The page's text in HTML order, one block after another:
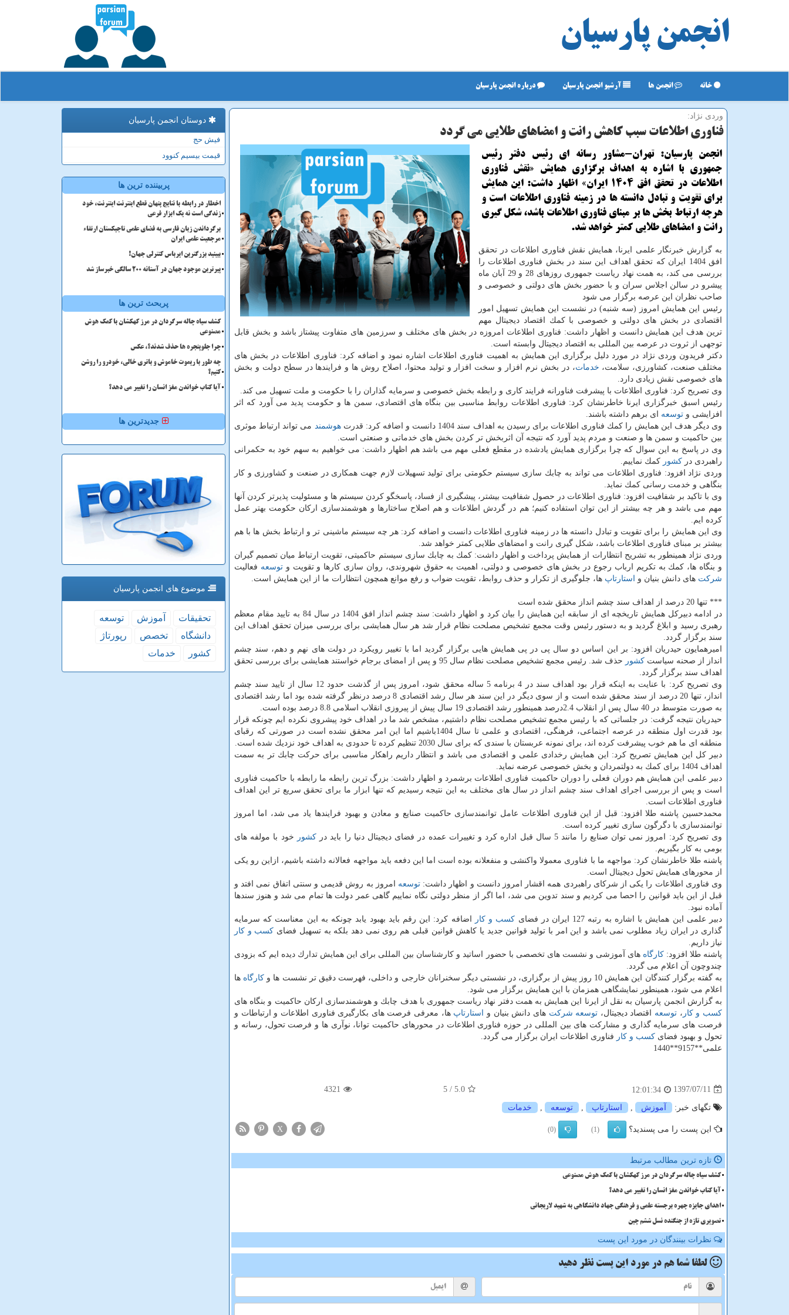
انجمن پارسیان
خانه انجمن ها آرشیو انجمن پارسیان درباره انجمن پارسیان
وردی نژاد:
فناوری اطلاعات سبب كاهش رانت و امضاهای طلایی می گردد
انجمن پارسیان: تهران-مشاور رسانه ای رئیس دفتر رئیس
جمهوری با اشاره به اهداف برگزاری همایش «نقش فناوری
اطلاعات در تحقق افق 1404 ایران» اظهار داشت: این همایش
برای تقویت و تبادل دانسته ها در زمینه فناوری اطلاعات است و
هرچه ارتباط بخش ها بر مبنای فناوری اطلاعات باشد، شكل گیری
رانت و امضاهای طلایی كمتر خواهد شد.
به گزارش خبرنگار علمی ایرنا، همایش نقش فناوری اطلاعات در تحقق
افق 1404 ایران كه تحقق اهداف این سند در بخش فناوری اطلاعات را
بررسی می كند، به همت نهاد ریاست جمهوری روزهای 28 و 29 آبان ماه
پیشرو در سالن اجلاس سران و با حضور بخش های دولتی و خصوصی و
صاحب نظران این عرصه برگزار می شود
رئیس این همایش امروز (سه شنبه) در نشست این همایش تسهیل امور
اقتصادی در بخش های دولتی و خصوصی با كمك اقتصاد دیجیتال مهم
ترین هدف این همایش دانست و اظهار داشت: فناوری اطلاعات امروزه در بخش های مختلف و سرزمین های متفاوت پیشتاز باشد و بخش قابل
توجهی از ثروت در عرصه بین المللی به اقتصاد دیجیتال وابسته است.
دكتر فریدون وردی نژاد در مورد دلیل برگزاری این همایش به اهمیت فناوری اطلاعات اشاره نمود و اضافه كرد: فناوری اطلاعات در بخش های
مختلف صنعت، كشاورزی، سلامت، خدمات، در بخش نرم افزار و سخت افزار و تولید محتوا، اصلاح روش ها و فرایندها در سطح دولت و بخش
های خصوصی نقش زیادی دارد.
وی تصریح كرد: فناوری اطلاعات با پیشرفت فناورانه فرایند كاری و رابطه بخش خصوصی و سرمایه گذاران را با حكومت و ملت تسهیل می كند.
رئیس اسبق خبرگزاری ایرنا خاطرنشان كرد: فناوری اطلاعات روابط مناسبی بین بنگاه های اقتصادی، سمن ها و حكومت پدید می آورد كه اثر
افزایشی و توسعه ای برهم داشته باشند.
وی دیگر هدف این همایش را كمك فناوری اطلاعات برای رسیدن به اهداف سند 1404 دانست و اضافه كرد: قدرت
هوشمند می تواند ارتباط موثری
بین حاكمیت و سمن ها و صنعت و مردم پدید آورد كه نتیجه آن اثربخش تر كردن بخش های خدماتی و صنعتی است.
وی در پاسخ به این سوال كه چرا برگزاری همایش یادشده در مقطع فعلی مهم می باشد هم اظهار داشت: می خواهیم به سهم خود به حكمرانی
راهبردی در كشور كمك نماییم.
وردی نژاد افزود: فناوری اطلاعات می تواند به چابك سازی سیستم حكومتی برای تولید تسهیلات لازم جهت همكاری در صنعت و كشاورزی و كار
بنگاهی و خدمت رسانی كمك نماید.
وی با تاكید بر شفافیت افزود: فناوری اطلاعات در حصول شفافیت بیشتر، پیشگیری از فساد، پاسخگو كردن سیستم ها و مسئولیت پذیرتر كردن آنها
مهم می باشد و هر چه بیشتر از این توان استفاده كنیم؛ هم در گردش اطلاعات و هم اصلاح ساختارها و هوشمندسازی اركان حكومت بهتر عمل
كرده ایم.
وی این همایش را برای تقویت و تبادل دانسته ها در زمینه فناوری اطلاعات دانست و اضافه كرد: هر چه سیستم ماشینی تر و ارتباط بخش ها با هم
بیشتر بر مبنای فناوری اطلاعات باشد، شكل گیری رانت و امضاهای طلایی كمتر خواهد شد.
وردی نژاد همینطور به تشریح انتظارات از همایش پرداخت و اظهار داشت: كمك به چابك سازی سیستم حاكمیتی، تقویت ارتباط میان تصمیم گیران
و بنگاه ها، كمك به تكریم ارباب رجوع در بخش های خصوصی و دولتی، اهمیت به حقوق شهروندی، روان سازی كارها و تقویت وتوسعه فعالیت
شركت های دانش بنیان و استارتاپ ها، جلوگیری از تكرار و حذف روابط، تقویت ضواب و رفع موانع همچون انتظارات ما از این همایش است.
*** تنها 20 درصد از اهداف سند چشم انداز محقق شده است
در ادامه دبیركل همایش تاریخچه ای از سابقه این همایش را بیان كرد و اظهار داشت: سند چشم انداز افق 1404 در سال 84 به تایید مقام معظم
رهبری رسید و ابلاغ گردید و به دستور رئیس وقت مجمع تشخیص مصلحت نظام قرار شد هر سال همایشی برای بررسی میزان تحقق اهداف این
سند برگزار گردد.
امیرهمایون حیدریان افزود: بر این اساس دو سال پی در پی همایش هایی برگزار گردید اما با تغییر رویكرد در دولت های نهم و دهم، سند چشم
انداز از صحنه سیاست كشور
حذف شد. رئیس مجمع تشخیص مصلحت نظام سال 95 و پس از امضای برجام خواستند همایشی برای بررسی تحقق
اهداف سند برگزار گردد.
وی تصریح كرد: با عنایت به اینكه قرار بود اهداف سند در 4 برنامه 5 ساله محقق شود، امروز پس از گذشت حدود 12 سال از تایید سند چشم
انداز، تنها 20 درصد از سند محقق شده است و از سوی دیگر در این سند هر سال رشد اقتصادی 8 درصد درنظر گرفته شده بود اما رشد اقتصادی
به صورت متوسط در 40 سال پس از انقلاب 2.4درصد همینطور رشد اقتصادی 19 سال پیش از پیروزی انقلاب اسلامی 8.8 درصد بوده است.
حیدریان نتیجه گرفت: در جلساتی كه با رئیس مجمع تشخیص مصلحت نظام داشتیم، مشخص شد ما در اهداف خود پیشروی نكرده ایم چونكه قرار
بود قدرت اول منطقه در عرصه اجتماعی، فرهنگی، اقتصادی و علمی تا سال 1404باشیم اما این امر محقق نشده است در صورتی كه رقبای
منطقه ای ما هم خوب پیشرفت كرده اند، برای نمونه عربستان با سندی كه برای سال 2030 تنظیم كرده تا حدودی به اهداف خود نزدیك شده است.
دبیر كل این همایش تصریح كرد: این همایش رخدادی علمی و اقتصادی می باشد و انتظار داریم راهكار مناسبی برای حركت چابك تر به سمت
اهداف 1404 برای كمك به دولتمردان و بخش خصوصی عرضه نماید.
دبیر علمی این همایش هم دوران فعلی را دوران حاكمیت فناوری اطلاعات برشمرد و اظهار داشت: بزرگ ترین رابطه ما رابطه با حاكمیت فناوری
است و پس از بررسی اجرای اهداف سند چشم انداز در سال های مختلف به این نتیجه رسیدیم كه تنها ابزار ما برای تحقق سریع تر این اهداف
فناوری اطلاعات است.
محمدحسین پاشنه طلا افزود: قبل از این فناوری اطلاعات عامل توانمندسازی حاكمیت صنایع و معادن و بهبود فرایندها یاد می شد، اما امروز
توانمندسازی با دگرگون سازی تغییر كرده است.
وی تصریح كرد: امروز نمی توان صنایع را مانند 5 سال قبل اداره كرد و تغییرات عمده در فضای دیجیتال دنیا را باید در
كشور
خود با مولفه های
بومی به كار بگیریم.
پاشنه طلا خاطرنشان كرد: مواجهه ما با فناوری معمولا واكنشی و منفعلانه بوده است اما این دفعه باید مواجهه فعالانه داشته باشیم، ازاین رو یكی
از محورهای همایش تحول دیجیتال است.
وی فناوری اطلاعات را یكی از شركای راهبردی همه اقشار امروز دانست و اظهار داشت: توسعه امروز به روش قدیمی و سنتی اتفاق نمی افتد و
قبل از این باید قوانین را احصا می كردیم و سند تدوین می شد، اما اگر از منظر دولتی نگاه نماییم گاهی عمر دولت ها تمام می شد و هنوز سندها
آماده نبود.
دبیر علمی این همایش با اشاره به رتبه 127 ایران در فضای
كسب و كار
اضافه كرد: این رقم باید بهبود یابد چونكه به این معناست كه سرمایه
گذاری در ایران زیاد مطلوب نمی باشد و این امر با تولید قوانین جدید یا كاهش قوانین قبلی هم روی نمی دهد بلكه به تسهیل فضای كسب و كار
نیاز داریم.
پاشنه طلا افزود:كارگاه های آموزشی و نشست های تخصصی با حضور اساتید و كارشناسان بین المللی برای این همایش تدارك دیده ایم كه بزودی
چندوچون آن اعلام می گردد.
به گفته برگزار كنندگان این همایش 10 روز پیش از برگزاری، در نشستی دیگر سخنرانان خارجی و داخلی، فهرست دقیق تر نشست ها و
كارگاه ها
اعلام می شود، همینطور نمایشگاهی همزمان با این همایش برگزار می شود.
به گزارش انجمن پارسیان به نقل از ایرنا این همایش به همت دفتر نهاد ریاست جمهوری با هدف چابك و هوشمندسازی اركان حاكمیت و بنگاه های
كسب و كار ، توسعه اقتصاد دیجیتال، توسعه شركت های دانش بنیان و استارتاپ ها، معرفی فرصت های بكارگیری فناوری اطلاعات و ارتباطات و
فرصت های سرمایه گذاری و مشاركت های بین المللی در حوزه فناوری اطلاعات در محورهای حاكمیت توانا، نوآری ها و فرصت تحول، رسانه و
تحول و بهبود فضای كسب و كار فناوری اطلاعات ایران برگزار می گردد.
علمی**9157**1440
1397/07/11
12:01:34
5.0
/ 5
4321
تگهای خبر: آموزش استارتاپ توسعه خدمات
این پست را می پسندید؟ (1)
(0)
X
تازه ترین مطالب مرتبط
کشف سیاه چاله سرگردان در مرز کهکشان با کمک هوش مصنوعی
آیا کتاب خواندن مغز انسان را تغییر می دهد؟
اهدای جایزه چهره برجسته علمی و فرهنگی جهاد دانشگاهی به شهید لاریجانی
تصویری تازه از جنگنده نسل ششم چین
نظرات بینندگان در مورد این پست
لطفا شما هم در مورد این پست نظر دهید
دوستان انجمن پارسیان
فیش حج
قیمت بیسیم کنوود
پربیننده ترین ها
اخطار در رابطه با نتایج پنهان قطع اینترنت اینترنت، خود
زندگی است نه یک ابزار فرعی
برگرداندن زبان فارسی به فضای علمی تاجیکستان ارتقاء
مرجعیت علمی ایران
ببینید بزرگترین ایرباس کنترلی جهان!
پیرترین موجود جهان در آستانه ۲۰۰ سالگی خبرساز شد
پربحث ترین ها
کشف سیاه چاله سرگردان در مرز کهکشان با کمک هوش
مصنوعی
چرا جلوپنجره ها حذف شدند؟، عکس
چه طور با ریموت خاموش و باتری خالی، خودرو را روشن
کنیم؟
آیا کتاب خواندن مغز انسان را تغییر می دهد؟
جدیدترین ها
موضوع های انجمن پارسیان
تحقیقات آموزش
توسعه
دانشگاه
تخصص
رپورتاژ
كشور
خدمات